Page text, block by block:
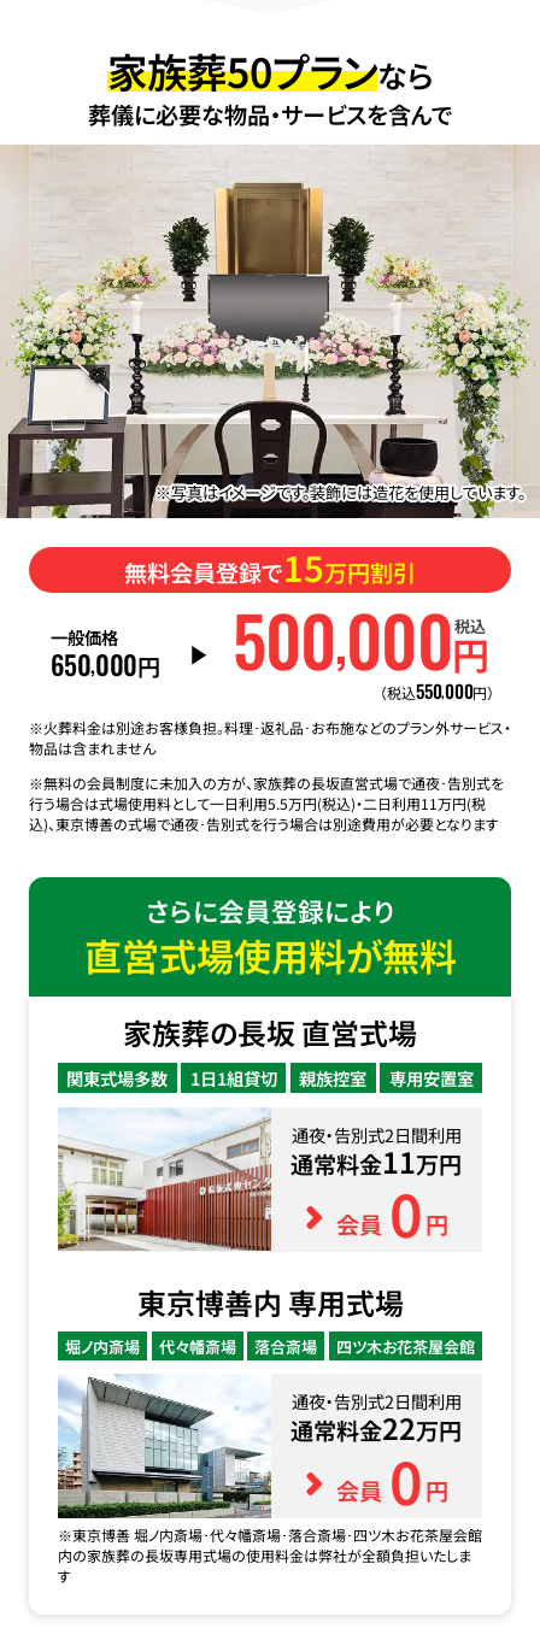
家族葬50プランなら
葬儀に必要な物品・サービスを含んで
※写真はイメージです。装飾には造花を使用しています。
無料会員登録で15万円割引
一般価格
650,000円 500,000円
税込
（税込550,000円）
※火葬料金は別途お客様負担。料理･返礼品･お布施などのプラン外サービス・
物品は含まれません
※無料の会員制度に未加入の方が、家族葬の長坂直営式場で通夜･告別式を
行う場合は式場使用料として一日利用5.5万円(税込)・二日利用11万円(税
込)、東京博善の式場で通夜･告別式を行う場合は別途費用が必要となります
さらに会員登録により
直営式場使用料が無料
家族葬の長坂 直営式場
関東式場多数 1日1組貸切 親族控室 専用安置室
通夜・告別式2日間利用
通常料金11万円
会員 0円
東京博善内 専用式場
堀ノ内斎場 代々幡斎場 落合斎場 四ツ木お花茶屋会館
通夜・告別式2日間利用
通常料金22万円
会員 0円
※東京博善 堀ノ内斎場･代々幡斎場･落合斎場･四ツ木お花茶屋会館
内の家族葬の長坂専用式場の使用料金は弊社が全額負担いたしま
す